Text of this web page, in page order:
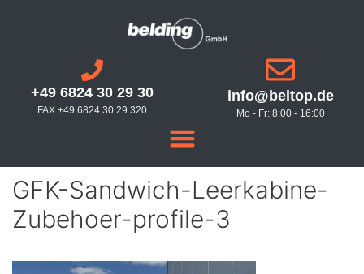
+49 6824 30 29 30
FAX +49 6824 30 29 320
info@beltop.de
Mo - Fr: 8:00 - 16:00
GFK-Sandwich-Leerkabine-
Zubehoer-profile-3